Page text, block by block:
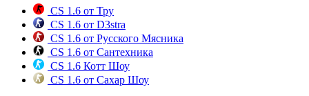
CS 1.6 от Тру
CS 1.6 от D3stra
CS 1.6 от Русского Мясника
CS 1.6 от Сантехника
CS 1.6 Котт Шоу
CS 1.6 от Сахар Шоу